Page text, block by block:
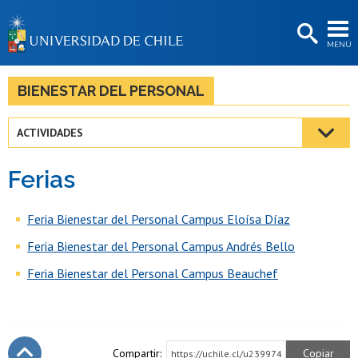
MENÚ
BIBLIOTECAS
LA UNIVERSIDAD
Estudiantes
Funcionarias/os
Egresadas/os
BIENESTAR DEL PERSONAL
ACTIVIDADES
Ferias
Feria Bienestar del Personal Campus Eloísa Díaz
Feria Bienestar del Personal Campus Andrés Bello
Feria Bienestar del Personal Campus Beauchef
Compartir: https://uchile.cl/u239974 Copiar